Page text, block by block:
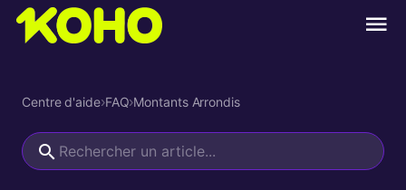
Centre d'aide›FAQ›Montants Arrondis